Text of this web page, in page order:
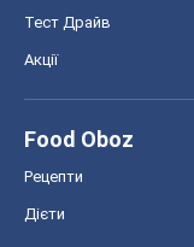
Тест Драйв
Акції
Food Oboz
Рецепти
Дієти